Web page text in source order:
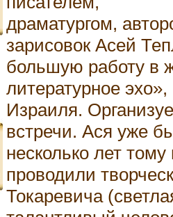
драматургом,
зарисовок Асей
большую работу в
литературное
Израиля.
встречи. Ася уже
несколько лет
проводили
Токаревича